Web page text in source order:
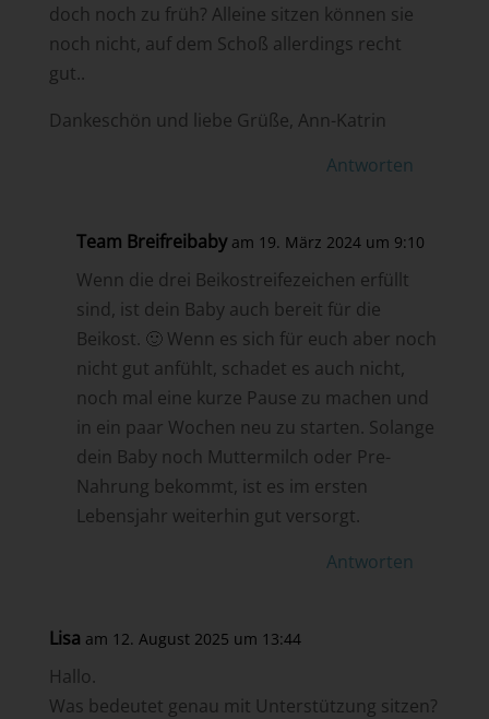
doch noch zu früh? Alleine sitzen können sie
noch nicht, auf dem Schoß allerdings recht
gut..
Dankeschön und liebe Grüße, Ann-Katrin
Antworten
Team Breifreibaby am 19. März 2024 um 9:10
Wenn die drei Beikostreifezeichen erfüllt
sind, ist dein Baby auch bereit für die
Beikost. 🙂 Wenn es sich für euch aber noch
nicht gut anfühlt, schadet es auch nicht,
noch mal eine kurze Pause zu machen und
in ein paar Wochen neu zu starten. Solange
dein Baby noch Muttermilch oder Pre-
Nahrung bekommt, ist es im ersten
Lebensjahr weiterhin gut versorgt.
Antworten
Lisa am 12. August 2025 um 13:44
Hallo.
Was bedeutet genau mit Unterstützung sitzen?